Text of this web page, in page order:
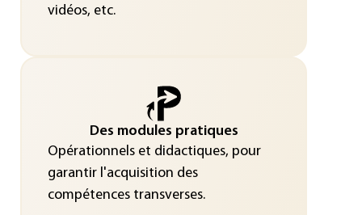
vidéos, etc.
Des modules pratiques
Opérationnels et didactiques, pour
garantir l'acquisition des
compétences transverses.